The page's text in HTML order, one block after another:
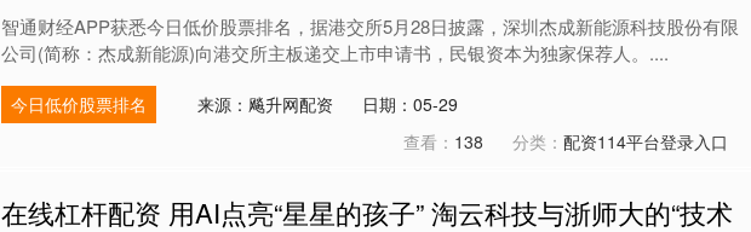
智通财经APP获悉今日低价股票排名，据港交所5月28日披露，深圳杰成新能源科技股份有限
公司(简称：杰成新能源)向港交所主板递交上市申请书，民银资本为独家保荐人。....
今日低价股票排名 来源：飚升网配资
日期：05-29
查看： 138 分类： 配资114平台登录入口
在线杠杆配资 用AI点亮“星星的孩子” 淘云科技与浙师大的“技术